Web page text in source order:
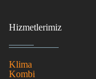
Hizmetlerimiz
Klima
Kombi